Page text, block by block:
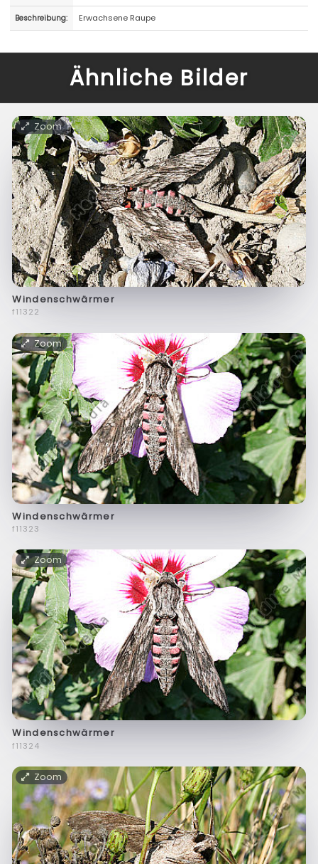
Beschreibung: Erwachsene Raupe
Ähnliche Bilder
Zoom
Windenschwärmer
f11322
Zoom
Windenschwärmer
f11323
Zoom
Windenschwärmer
f11324
Zoom